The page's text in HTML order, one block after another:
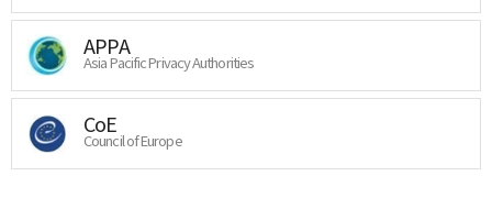
APPA
Asia Pacific Privacy Authorities
CoE
Council of Europe